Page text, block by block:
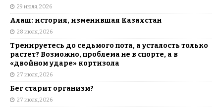
29 июля, 2026
Алаш: история, изменившая Казахстан
28 июля, 2026
Тренируетесь до седьмого пота, а усталость только
растет? Возможно, проблема не в спорте, а в
«двойном ударе» кортизола
27 июля, 2026
Бег старит организм?
27 июля, 2026